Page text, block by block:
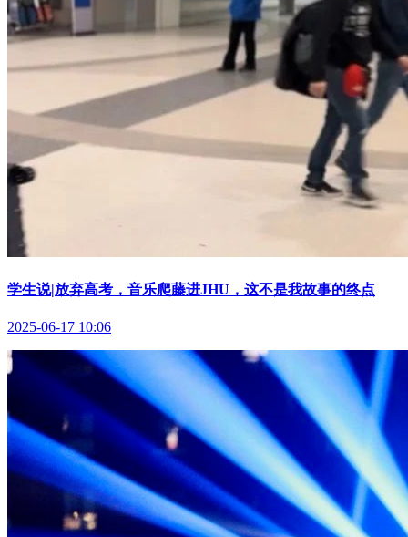
学生说|放弃高考，音乐爬藤进JHU，这不是我故事的终点
2025-06-17 10:06